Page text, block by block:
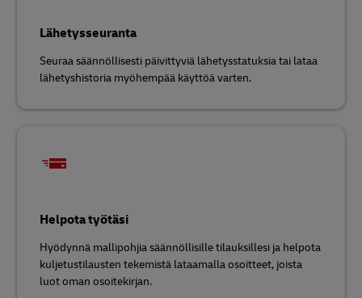
Lähetysseuranta
Seuraa säännöllisesti päivittyviä lähetysstatuksia tai lataa
lähetyshistoria myöhempää käyttöä varten.
Helpota työtäsi
Hyödynnä mallipohjia säännöllisille tilauksillesi ja helpota
kuljetustilausten tekemistä lataamalla osoitteet, joista
luot oman osoitekirjan.